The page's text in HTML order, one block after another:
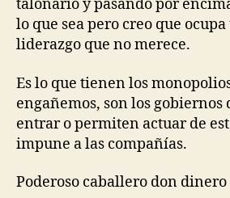
talonario y pasando por
lo que sea pero creo que
liderazgo que no merece.
Es lo que tienen los
engañemos, son los gobiernos
entrar o permiten actuar de
impune a las compañías.
Poderoso caballero don dinero